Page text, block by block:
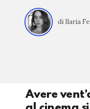
di Ilaria
Avere